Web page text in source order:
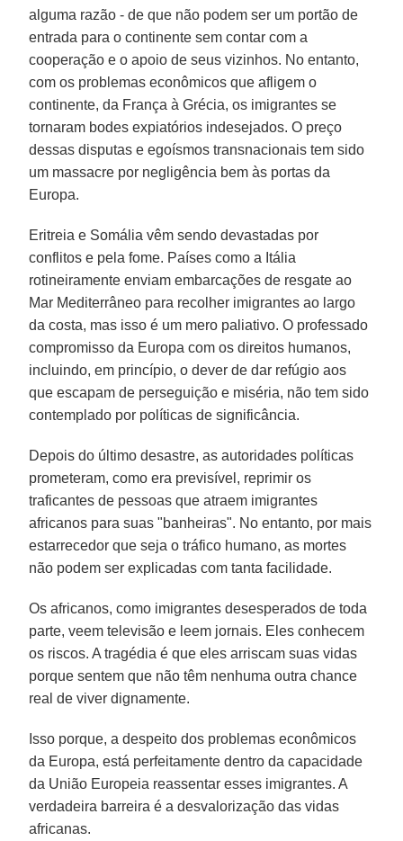
alguma razão - de que não podem ser um portão de
entrada para o continente sem contar com a
cooperação e o apoio de seus vizinhos. No entanto,
com os problemas econômicos que afligem o
continente, da França à Grécia, os imigrantes se
tornaram bodes expiatórios indesejados. O preço
dessas disputas e egoísmos transnacionais tem sido
um massacre por negligência bem às portas da
Europa.
Eritreia e Somália vêm sendo devastadas por
conflitos e pela fome. Países como a Itália
rotineiramente enviam embarcações de resgate ao
Mar Mediterrâneo para recolher imigrantes ao largo
da costa, mas isso é um mero paliativo. O professado
compromisso da Europa com os direitos humanos,
incluindo, em princípio, o dever de dar refúgio aos
que escapam de perseguição e miséria, não tem sido
contemplado por políticas de significância.
Depois do último desastre, as autoridades políticas
prometeram, como era previsível, reprimir os
traficantes de pessoas que atraem imigrantes
africanos para suas "banheiras". No entanto, por mais
estarrecedor que seja o tráfico humano, as mortes
não podem ser explicadas com tanta facilidade.
Os africanos, como imigrantes desesperados de toda
parte, veem televisão e leem jornais. Eles conhecem
os riscos. A tragédia é que eles arriscam suas vidas
porque sentem que não têm nenhuma outra chance
real de viver dignamente.
Isso porque, a despeito dos problemas econômicos
da Europa, está perfeitamente dentro da capacidade
da União Europeia reassentar esses imigrantes. A
verdadeira barreira é a desvalorização das vidas
africanas.